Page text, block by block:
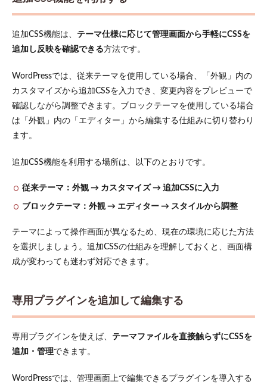
WordPress
度を上げ
最適化方
6.1
未使
用の
して
最適
ラグ
イン
を縮
化
7
め
追加CSS機能は、 テーマ仕様に応じて管理画面から手軽にCSSを
追加し反映を確認できる方法です。
WordPressでは、従来テーマを使用している場合、「外観」内の
カスタマイズから追加CSSを入力でき、変更内容をプレビューで
確認しながら調整できます。ブロックテーマを使用している場合
は「外観」内の「エディター」から編集する仕組みに切り替わり
ます。
追加CSS機能を利用する場所は、以下のとおりです。
従来テーマ：外観 → カスタマイズ → 追加CSSに入力
ブロックテーマ：外観 → エディター → スタイルから調整
テーマによって操作画面が異なるため、現在の環境に応じた方法
を選択しましょう。追加CSSの仕組みを理解しておくと、画面構
成が変わっても迷わず対応できます。
専用プラグインを追加して編集する
専用プラグインを使えば、 テーマファイルを直接触らずにCSSを
追加・管理できます。
WordPressでは、管理画面上で編集できるプラグインを導入する